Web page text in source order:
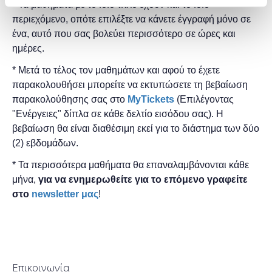
* Τα μαθήματα με το ίδιο τίτλο έχουν και το ίδιο
περιεχόμενο, οπότε επιλέξτε να κάνετε έγγραφή μόνο σε
ένα, αυτό που σας βολεύει περισσότερο σε ώρες και
ημέρες.
* Μετά το τέλος τον μαθημάτων και αφού το έχετε
παρακολουθήσει μπορείτε να εκτυπώσετε τη βεβαίωση
παρακολούθησης ​σας στο MyTickets (Επιλέγοντας
"Ενέργειες" δίπλα σε κάθε δελτίο εισόδου σας). Η
βεβαίωση θα είναι διαθέσιμη εκεί για το διάστημα των δύο
(2) εβδομάδων.
* Τα περισσότερα μαθήματα θα επαναλαμβάνονται κάθε
μήνα, για να ενημερωθείτε για το επόμενο γραφείτε
στο newsletter μας!
Επικοινωνία